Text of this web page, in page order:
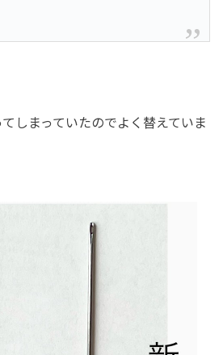
しまっていたのでよく替えていま